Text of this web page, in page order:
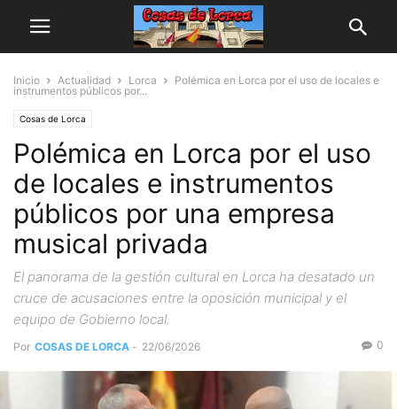
Inicio Actualidad Lorca
Polémica en Lorca por el uso de locales e
instrumentos públicos por...
Cosas de Lorca
Polémica en Lorca por el uso
de locales e instrumentos
públicos por una empresa
musical privada
El panorama de la gestión cultural en Lorca ha desatado un
cruce de acusaciones entre la oposición municipal y el
equipo de Gobierno local.
Por COSAS DE LORCA - 22/06/2026 0